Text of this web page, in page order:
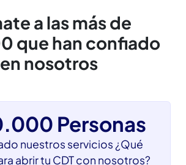
a través de los
bancos
que han confiado
en nosotros